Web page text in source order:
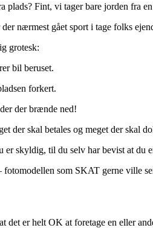
Fint, vi tager bare jorden fra
nærmest gået sport i tage folks
grotesk:
bil beruset.
forkert.
der brænde ned!
der skal betales og meget der skal
skyldig, til du selv har bevist at du
som SKAT gerne ville
er helt OK at foretage en eller